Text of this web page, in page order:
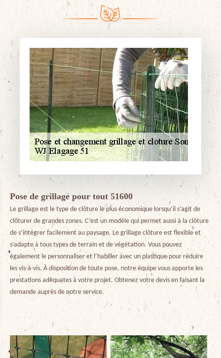
Pose de grillage pour tout 51600
Le grillage est le type de clôture le plus économique lorsqu’il s’agit de
clôturer de grandes zones. C’est un modèle qui permet aussi à la clôture
de s’intégrer facilement au paysage. Le grillage clôture est flexible et
s’adapte à tous types de terrain et de végétation. Vous pouvez
également le personnaliser et l’habiller avec un plastique pour réduire
les vis-à-vis. À disposition de toute pose, notre équipe vous apporte les
prestations adéquates à votre projet. Obtenez votre devis en faisant la
demande auprès de notre service.